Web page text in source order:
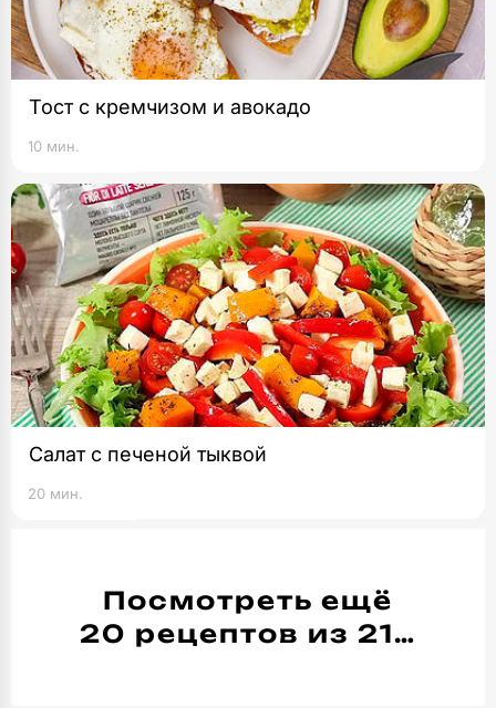
Тост с кремчизом и авокадо
10 мин.
Салат с печеной тыквой
20 мин.
Посмотреть ещё
20 рецептов из 21…